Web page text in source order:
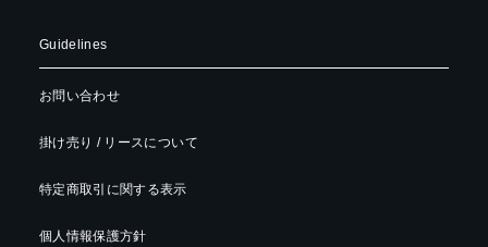
Guidelines
お問い合わせ
掛け売り / リースについて
特定商取引に関する表示
個人情報保護方針